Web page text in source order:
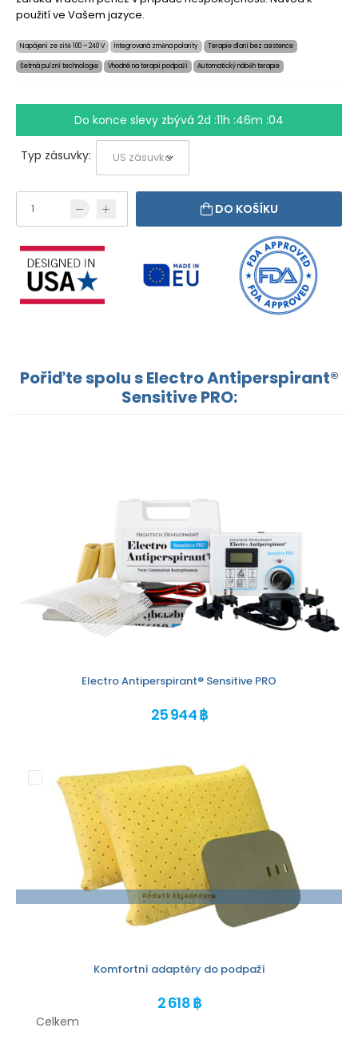
použití ve Vašem jazyce.
Napájení ze sítě 100 – 240 V Integrovaná změna polarity Terapie dlaní bez asistence
Šetrná pulzní technologie Vhodné na terapii podpaží Automatický náběh terapie
Do konce slevy zbývá2d :11h :46m :03
Typ zásuvky:
DO KOŠÍKU
Pořiďte spolu s Electro Antiperspirant®
Sensitive PRO:
Electro Antiperspirant® Sensitive PRO
25 944 ฿
Přidat k objednávce
Komfortní adaptéry do podpaží
2 618 ฿
Celkem